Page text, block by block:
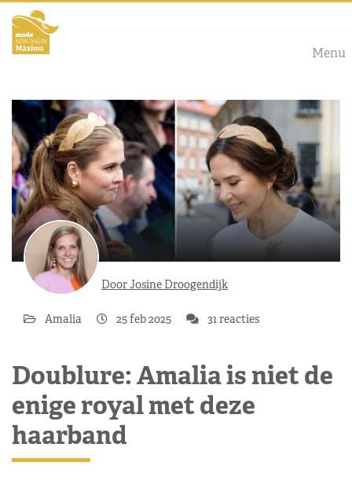
Menu
Door Josine Droogendijk
Amalia 25 feb 2025 31 reacties
Doublure: Amalia is niet de
enige royal met deze
haarband